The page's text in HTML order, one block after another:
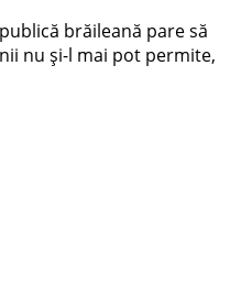
brăileană pare să
nu și-l mai pot permite,